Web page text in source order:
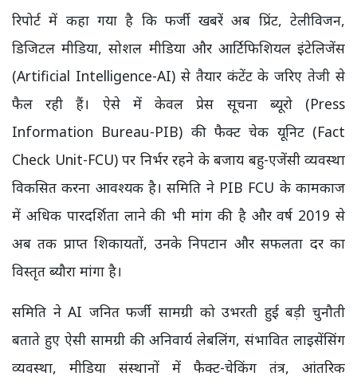
रिपोर्ट में कहा गया है कि फर्जी खबरें अब प्रिंट, टेलीविजन,
डिजिटल मीडिया, सोशल मीडिया और आर्टिफिशियल इंटेलिजेंस
(Artificial Intelligence-AI) से तैयार कंटेंट के जरिए तेजी से
फैल रही हैं। ऐसे में केवल प्रेस सूचना ब्यूरो (Press
Information Bureau-PIB) की फैक्ट चेक यूनिट (Fact
Check Unit-FCU) पर निर्भर रहने के बजाय बहु-एजेंसी व्यवस्था
विकसित करना आवश्यक है। समिति ने PIB FCU के कामकाज
में अधिक पारदर्शिता लाने की भी मांग की है और वर्ष 2019 से
अब तक प्राप्त शिकायतों, उनके निपटान और सफलता दर का
विस्तृत ब्यौरा मांगा है।
समिति ने AI जनित फर्जी सामग्री को उभरती हुई बड़ी चुनौती
बताते हुए ऐसी सामग्री की अनिवार्य लेबलिंग, संभावित लाइसेंसिंग
व्यवस्था, मीडिया संस्थानों में फैक्ट-चेकिंग तंत्र, आंतरिक